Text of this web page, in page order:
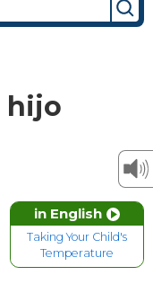
hijo
in English
Taking Your Child's
Temperature